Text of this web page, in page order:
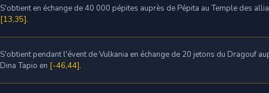
S'obtient en échange de 40 000 pépites auprès de Pépita au Temple des
[13,35].
S'obtient pendant l'évent de Vulkania en échange de 20 jetons du Dragouf
Dina Tapio en [-46,44].